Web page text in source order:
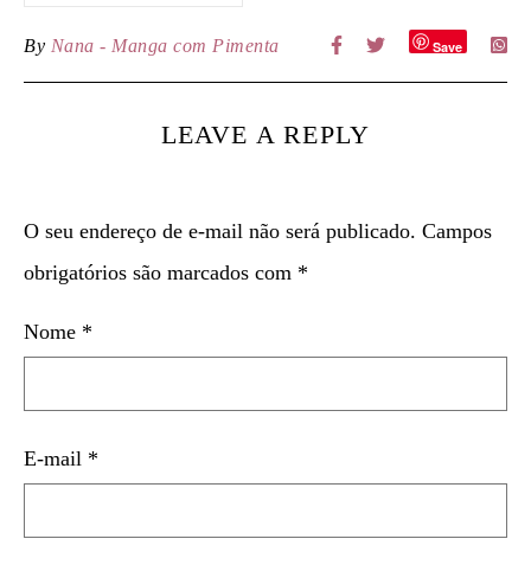
By Nana - Manga com Pimenta Save
LEAVE A REPLY
O seu endereço de e-mail não será publicado. Campos
obrigatórios são marcados com *
Nome *
E-mail *